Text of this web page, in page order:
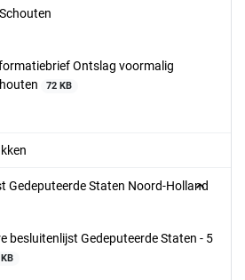
Ontslag voormalig
72 KB
Gedeputeerde Staten Noord-Holland
besluitenlijst Gedeputeerde Staten - 5